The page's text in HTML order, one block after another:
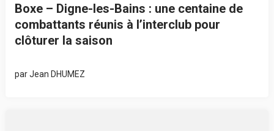
Boxe – Digne-les-Bains : une centaine de
combattants réunis à l’interclub pour
clôturer la saison
parJean DHUMEZ